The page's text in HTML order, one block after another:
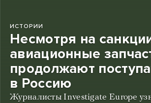
ИСТОРИИ
Несмотря на
авиационные
продолжают
в Россию
Журналисты Investigate Europe